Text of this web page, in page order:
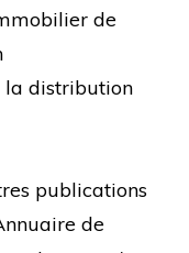
de
la distribution
publications
de